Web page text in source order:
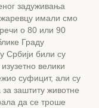
задуживања
имали смо
о 80 или 90
Граду
Србији били су
велики
суфицит, али су
заштиту животне
да се троше